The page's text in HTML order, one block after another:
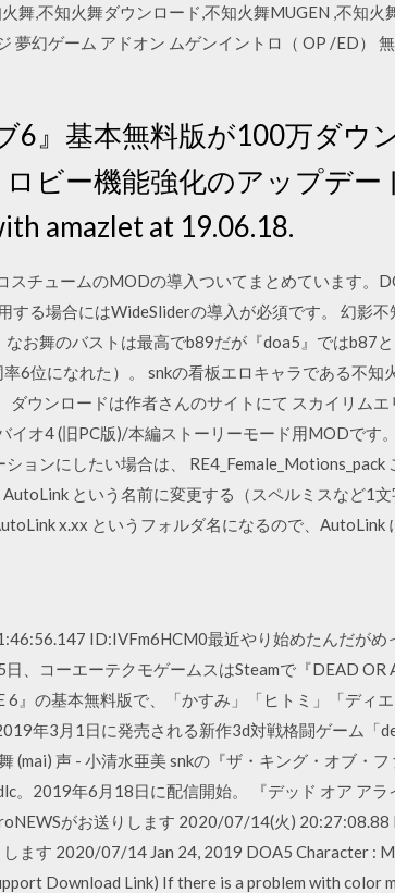
,不知火舞ダウンロード,不知火舞MUGEN ,不知火
夢幻ゲーム アドオン ムゲンイントロ（ OP /ED）
6』基本無料版が100万ダウ
ビー機能強化のアップデー
amazlet at 19.06.18.
チュームのMODの導入ついてまとめています。
る場合にはWideSliderの導入が必須です。 幻影
お舞のバストは最高でb89だが『doa5』ではb87と
6位になれた）。 snkの看板エロキャラである不知
ウンロードは作者さんのサイトにて スカイリムエ
イオ4 (旧PC版)/本編ストーリーモード用MODです。
ンにしたい場合は、 RE4_Female_Motions_pack
という名前に変更する（スペルミスなど1文
x.xx というフォルダ名になるので、AutoLink
ID:IVFm6HCM0最近やり始めたんだがめ
、コーエーテクモゲームスはSteamで『DEAD OR
』の基本無料版で、「かすみ」「ヒトミ」「ディ
年3月1日に発売される新作3d対戦格闘ゲーム「
(mai) 声 - 小清水亜美 snkの『ザ・キング・オブ・
2019年6月18日に配信開始。 『デッド オア アラ
がお送りします 2020/07/14(火) 20:27:08.88
ます 2020/07/14 Jan 24, 2019 DOA5 Character :
Download Link) If there is a problem with color